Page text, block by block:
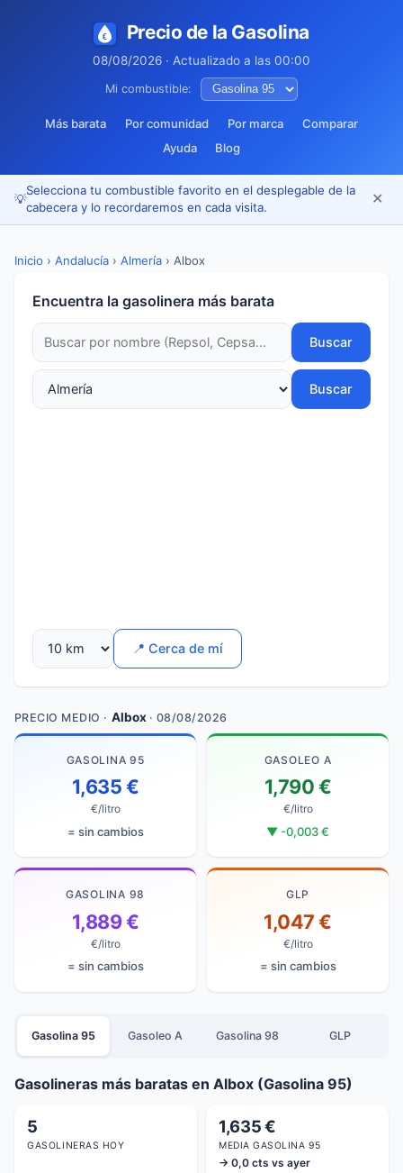
Precio de la Gasolina
08/08/2026 · Actualizado a las 00:00
Mi combustible:
Más barata Por comunidad Por marca
Comparar
Ayuda
Blog
💡
Selecciona tu combustible favorito en el desplegable de la
cabecera y lo recordaremos en cada visita.
✕
Inicio › Andalucía › Almería › Albox
Encuentra la gasolinera más barata
Buscar
Buscar
📍 Cerca de mí
PRECIO MEDIO · Albox· 08/08/2026
GASOLINA 95
1,635 €
€/litro
= sin cambios
GASOLEO A
1,790 €
€/litro
▼ -0,003 €
GASOLINA 98
1,889 €
€/litro
= sin cambios
GLP
1,047 €
€/litro
= sin cambios
Gasolina 95 Gasoleo A Gasolina 98 GLP
Gasolineras más baratas en Albox (Gasolina 95)
5
GASOLINERAS HOY
1,635 €
MEDIA GASOLINA 95
→ 0,0 cts vs ayer